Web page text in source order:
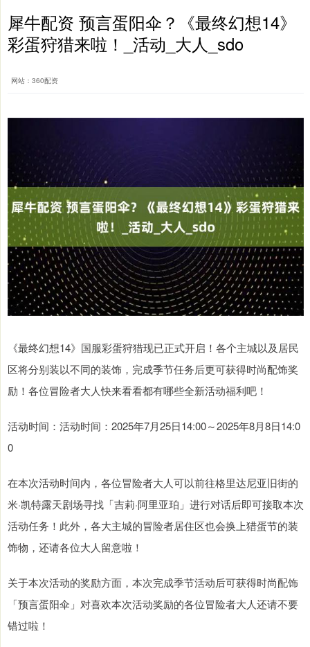
犀牛配资 预言蛋阳伞？《最终幻想14》
彩蛋狩猎来啦！_活动_大人_sdo
网站：360配资
《最终幻想14》国服彩蛋狩猎现已正式开启！各个主城以及居民
区将分别装以不同的装饰，完成季节任务后更可获得时尚配饰奖
励！各位冒险者大人快来看看都有哪些全新活动福利吧！
活动时间：活动时间：2025年7月25日14:00～2025年8月8日14:0
0
在本次活动时间内，各位冒险者大人可以前往格里达尼亚旧街的
米·凯特露天剧场寻找「吉莉·阿里亚珀」进行对话后即可接取本次
活动任务！此外，各大主城的冒险者居住区也会换上猎蛋节的装
饰物，还请各位大人留意啦！
关于本次活动的奖励方面，本次完成季节活动后可获得时尚配饰
「预言蛋阳伞」对喜欢本次活动奖励的各位冒险者大人还请不要
错过啦！